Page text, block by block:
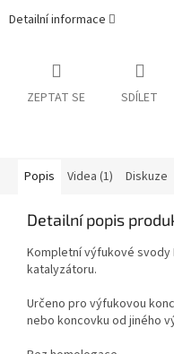
Detailní informace
ZEPTAT SE SDÍLET
Popis Videa (1) Diskuze
Detailní popis
Kompletní výfukové svody
katalyzátoru.
Určeno pro výfukovou
nebo koncovku od jiného